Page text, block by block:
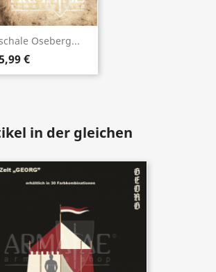
Oseberg...
€
in der gleichen